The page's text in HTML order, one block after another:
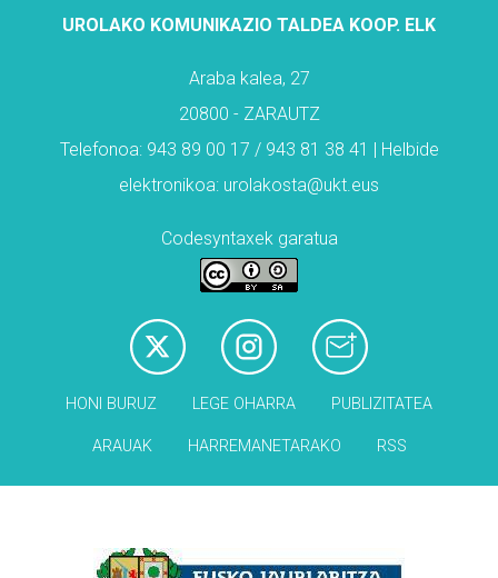
UROLAKO KOMUNIKAZIO TALDEA KOOP. ELK
Araba kalea, 27
20800 - ZARAUTZ
Telefonoa: 943 89 00 17 / 943 81 38 41 | Helbide
elektronikoa: urolakosta@ukt.eus
Codesyntaxek garatua
HONI BURUZ LEGE OHARRA PUBLIZITATEA
ARAUAK HARREMANETARAKO RSS